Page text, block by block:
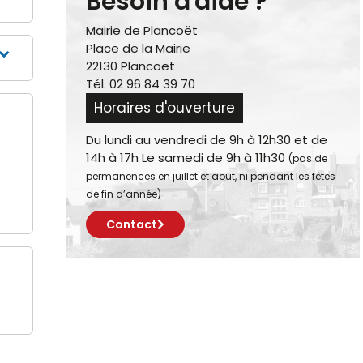
Mairie de Plancoët
Place de la Mairie
22130 Plancoët
Tél. 02 96 84 39 70
Horaires d'ouverture
Du lundi au vendredi de 9h à 12h30 et de
14h à 17h Le samedi de 9h à 11h30 (pas de
permanences en juillet et août, ni pendant les fêtes
de fin d’année)
Contact